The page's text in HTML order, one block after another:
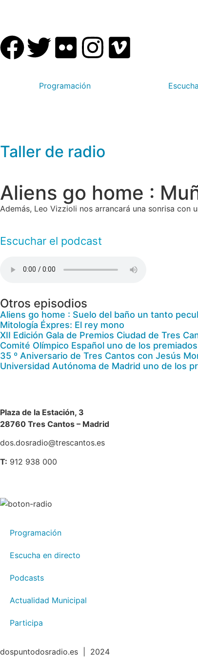
Programación
Taller de radio
Aliens go home :
Además, Leo Vizzioli nos arrancará una sonrisa con
Escuchar el podcast
Otros episodios
Aliens go home : Suelo del baño un tanto
Mitología Éxpres: El rey mono
XII Edición Gala de Premios Ciudad de Tres
Comité Olímpico Español uno de los
35 º Aniversario de Tres Cantos con Jesús
Universidad Autónoma de Madrid uno de los
Plaza de la Estación, 3
28760 Tres Cantos – Madrid
dos.dosradio@trescantos.es
T: 912 938 000
Programación
Escucha en directo
Podcasts
Actualidad Municipal
Participa
dospuntodosradio.es | 2024